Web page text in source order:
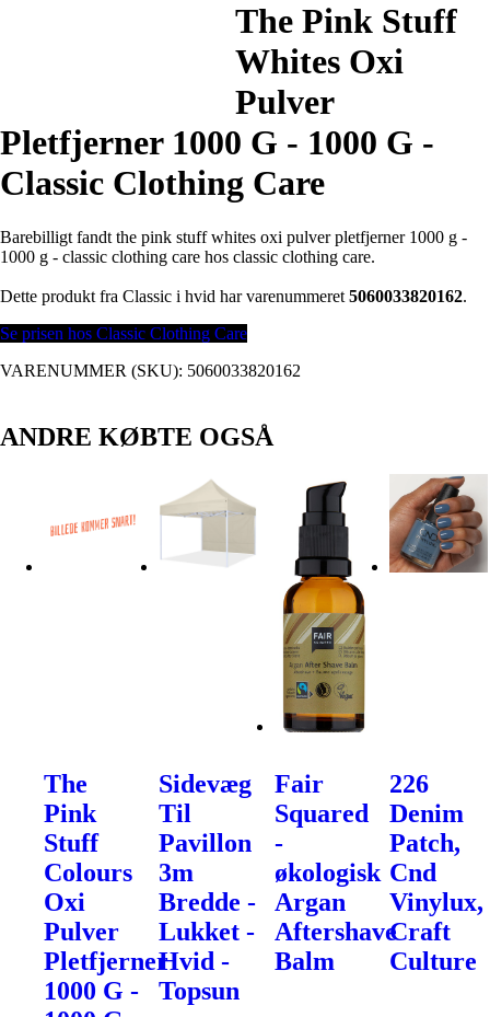
The Pink Stuff
Whites Oxi
Pulver
Pletfjerner 1000 G - 1000 G -
Classic Clothing Care
Barebilligt fandt the pink stuff whites oxi pulver pletfjerner 1000 g -
1000 g - classic clothing care hos classic clothing care.
Dette produkt fra Classic i hvid har varenummeret 5060033820162.
Se prisen hos Classic Clothing Care
VARENUMMER (SKU): 5060033820162
ANDRE KØBTE OGSÅ
The
Pink
Stuff
Colours
Oxi
Pulver
Pletfjerner
1000 G -
Sidevæg
Til
Pavillon
3m
Bredde -
Lukket -
Hvid -
Topsun
Fair
Squared
-
økologisk
Argan
Aftershave
Balm
226
Denim
Patch,
Cnd
Vinylux,
Craft
Culture